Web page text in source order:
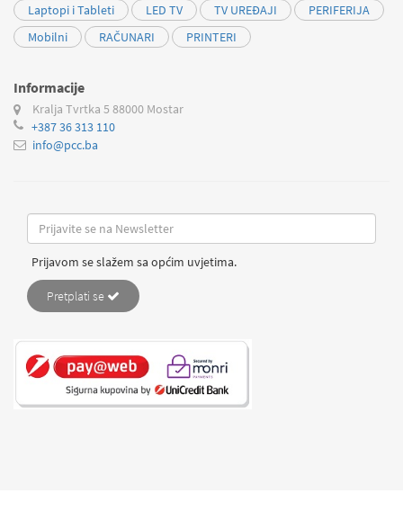
Laptopi i Tableti
LED TV TV UREĐAJI
PERIFERIJA
Mobilni
RAČUNARI PRINTERI
Informacije
Kralja Tvrtka 5 88000 Mostar
+387 36 313 110
info@pcc.ba
Prijavom se slažem sa općim uvjetima.
Pretplati se